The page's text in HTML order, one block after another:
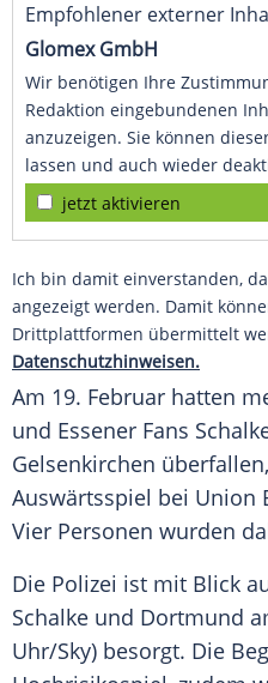
Empfohlener externer
Glomex GmbH
Wir benötigen Ihre
Redaktion eingebundenen
anzuzeigen. Sie können
lassen und auch wieder
jetzt aktivieren
Ich bin damit einverstanden,
angezeigt werden. Damit
Drittplattformen übermittelt
Datenschutzhinweisen.
Am 19. Februar hatten
und Essener Fans
Gelsenkirchen
Auswärtsspiel bei Union
Vier Personen wurden
Die Polizei ist mit Blick
Schalke und Dortmund
Uhr/Sky) besorgt. Die